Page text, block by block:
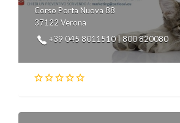
Corso Porta Nuova 88
37122 Verona
+39 045 8011510 | 800 820080